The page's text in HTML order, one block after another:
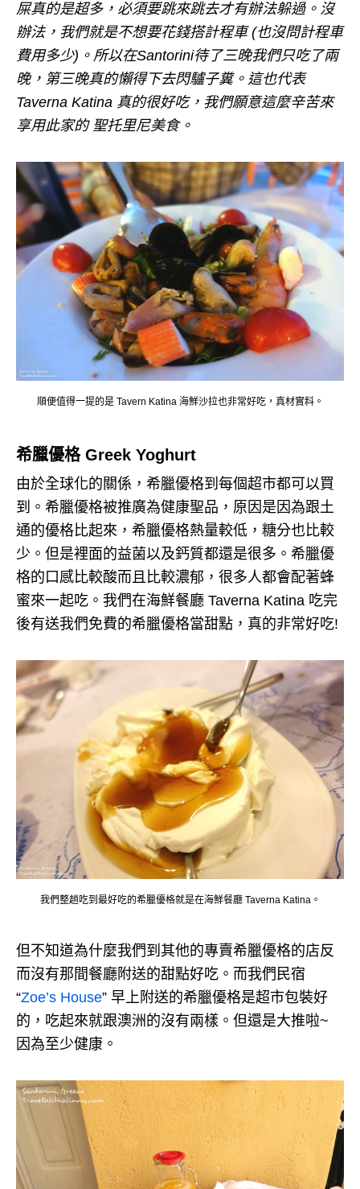
屎真的是超多，必須要跳來跳去才有辦法躲過。沒
辦法，我們就是不想要花錢搭計程車 (也沒問計程車
費用多少)。所以在Santorini待了三晚我們只吃了兩
晚，第三晚真的懶得下去閃驢子糞。這也代表
Taverna Katina 真的很好吃，我們願意這麼辛苦來
享用此家的 聖托里尼美食。
順便值得一提的是 Tavern Katina 海鮮沙拉也非常好吃，真材實料。
希臘優格 Greek Yoghurt
由於全球化的關係，希臘優格到每個超市都可以買
到。希臘優格被推廣為健康聖品，原因是因為跟土
通的優格比起來，希臘優格熱量較低，糖分也比較
少。但是裡面的益菌以及鈣質都還是很多。希臘優
格的口感比較酸而且比較濃郁，很多人都會配著蜂
蜜來一起吃。我們在海鮮餐廳 Taverna Katina 吃完
後有送我們免費的希臘優格當甜點，真的非常好吃!
我們整趟吃到最好吃的希臘優格就是在海鮮餐廳 Taverna Katina。
但不知道為什麼我們到其他的專賣希臘優格的店反
而沒有那間餐廳附送的甜點好吃。而我們民宿
“Zoe’s House” 早上附送的希臘優格是超市包裝好
的，吃起來就跟澳洲的沒有兩樣。但還是大推啦~
因為至少健康。